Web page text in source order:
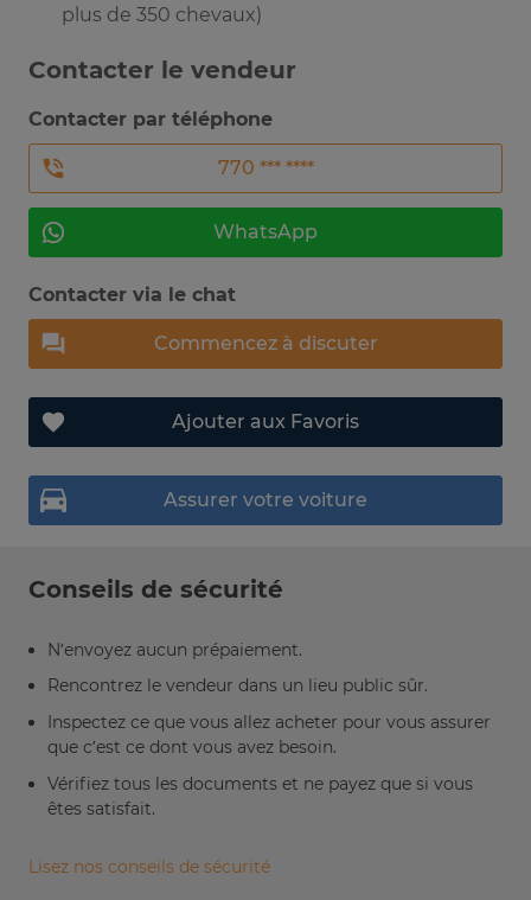
plus de 350 chevaux)
Contacter le vendeur
Contacter par téléphone
770 *** ****
WhatsApp
Contacter via le chat
Commencez à discuter
Ajouter aux Favoris
Assurer votre voiture
Conseils de sécurité
N’envoyez aucun prépaiement.
Rencontrez le vendeur dans un lieu public sûr.
Inspectez ce que vous allez acheter pour vous assurer
que c’est ce dont vous avez besoin.
Vérifiez tous les documents et ne payez que si vous
êtes satisfait.
Lisez nos conseils de sécurité